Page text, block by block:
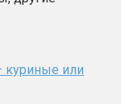
куриные или